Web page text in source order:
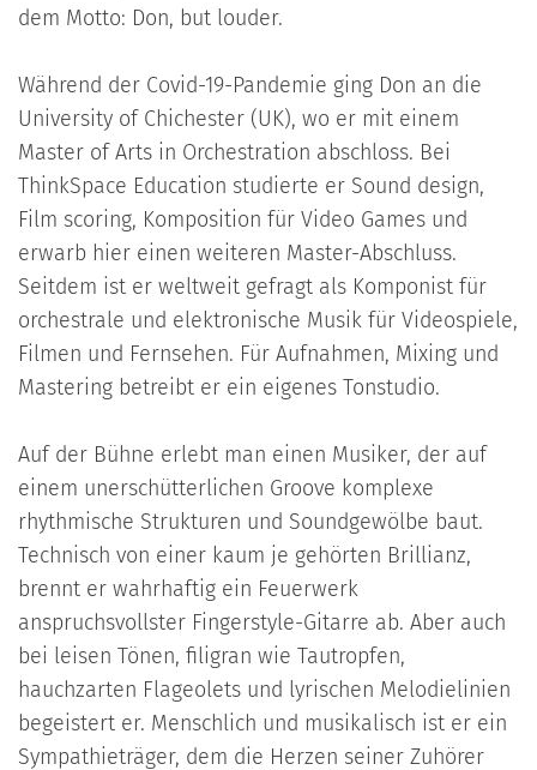
dem Motto: Don, but louder.
Während der Covid-19-Pandemie ging Don an die
University of Chichester (UK), wo er mit einem
Master of Arts in Orchestration abschloss. Bei
ThinkSpace Education studierte er Sound design,
Film scoring, Komposition für Video Games und
erwarb hier einen weiteren Master-Abschluss.
Seitdem ist er weltweit gefragt als Komponist für
orchestrale und elektronische Musik für Videospiele,
Filmen und Fernsehen. Für Aufnahmen, Mixing und
Mastering betreibt er ein eigenes Tonstudio.
Auf der Bühne erlebt man einen Musiker, der auf
einem unerschütterlichen Groove komplexe
rhythmische Strukturen und Soundgewölbe baut.
Technisch von einer kaum je gehörten Brillianz,
brennt er wahrhaftig ein Feuerwerk
anspruchsvollster Fingerstyle-Gitarre ab. Aber auch
bei leisen Tönen, filigran wie Tautropfen,
hauchzarten Flageolets und lyrischen Melodielinien
begeistert er. Menschlich und musikalisch ist er ein
Sympathieträger, dem die Herzen seiner Zuhörer